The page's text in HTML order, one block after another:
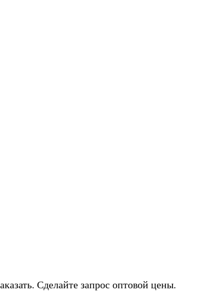
Сделайте запрос оптовой цены.